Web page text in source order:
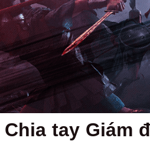
Chia tay Giám